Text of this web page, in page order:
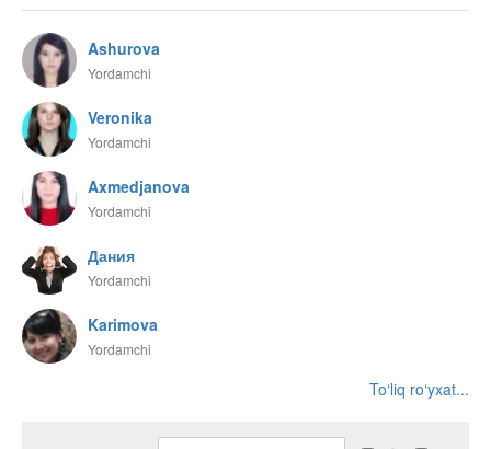
Ashurova
Yordamchi
Veronika
Yordamchi
Axmedjanova
Yordamchi
Дания
Yordamchi
Karimova
Yordamchi
To‘liq ro‘yxat...